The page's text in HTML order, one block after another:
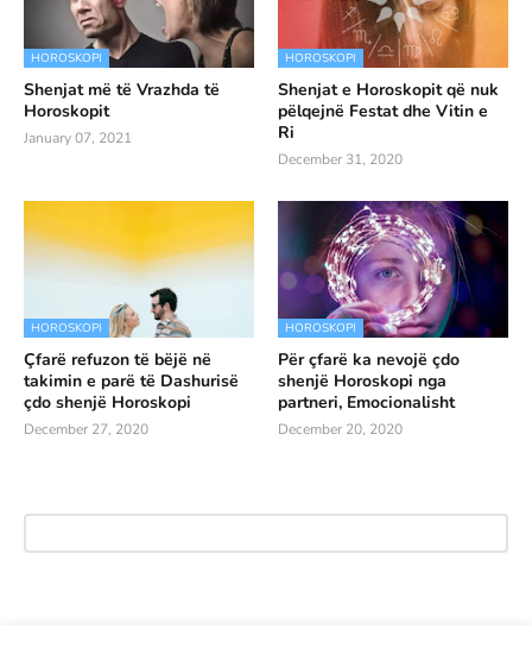
HOROSKOPI
Shenjat më të Vrazhda të
Horoskopit
January 07, 2021
HOROSKOPI
Shenjat e Horoskopit që nuk
pëlqejnë Festat dhe Vitin e
Ri
December 31, 2020
HOROSKOPI
Çfarë refuzon të bëjë në
takimin e parë të Dashurisë
çdo shenjë Horoskopi
December 27, 2020
HOROSKOPI
Për çfarë ka nevojë çdo
shenjë Horoskopi nga
partneri, Emocionalisht
December 20, 2020